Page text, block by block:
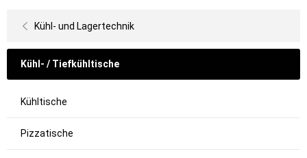
Kühl- und Lagertechnik
Kühl- / Tiefkühltische
Kühltische
Pizzatische